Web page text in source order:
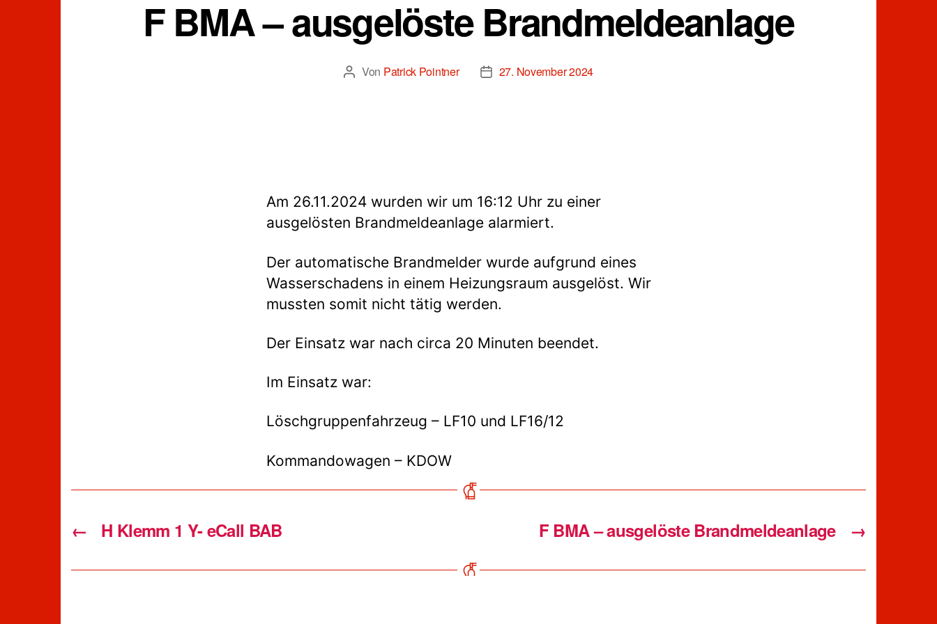
F BMA – ausgelöste Brandmeldeanlage
Beitragsautor
Von Patrick Pointner Beitragsdatum
27. November 2024
Am 26.11.2024 wurden wir um 16:12 Uhr zu einer
ausgelösten Brandmeldeanlage alarmiert.
Der automatische Brandmelder wurde aufgrund eines
Wasserschadens in einem Heizungsraum ausgelöst. Wir
mussten somit nicht tätig werden.
Der Einsatz war nach circa 20 Minuten beendet.
Im Einsatz war:
Löschgruppenfahrzeug – LF10 und LF16/12
Kommandowagen – KDOW
← H Klemm 1 Y- eCall BAB →
F BMA – ausgelöste Brandmeldeanlage